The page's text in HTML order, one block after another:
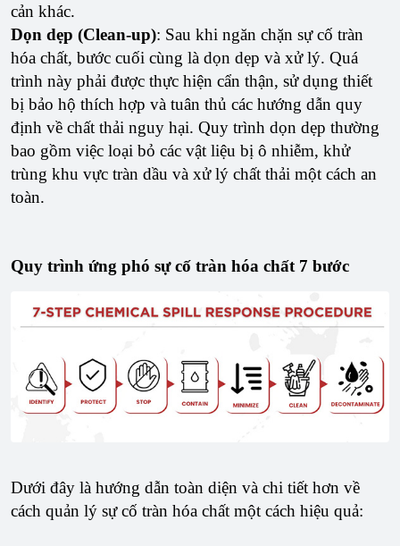
cản khác.
Dọn dẹp (Clean-up): Sau khi ngăn chặn sự cố tràn
hóa chất, bước cuối cùng là dọn dẹp và xử lý. Quá
trình này phải được thực hiện cẩn thận, sử dụng thiết
bị bảo hộ thích hợp và tuân thủ các hướng dẫn quy
định về chất thải nguy hại. Quy trình dọn dẹp thường
bao gồm việc loại bỏ các vật liệu bị ô nhiễm, khử
trùng khu vực tràn dầu và xử lý chất thải một cách an
toàn.
Quy trình ứng phó sự cố tràn hóa chất 7 bước
Dưới đây là hướng dẫn toàn diện và chi tiết hơn về
cách quản lý sự cố tràn hóa chất một cách hiệu quả: